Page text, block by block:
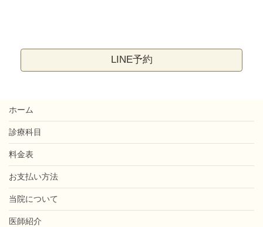
LINE予約
ホーム
診療科目
料金表
お支払い方法
当院について
医師紹介